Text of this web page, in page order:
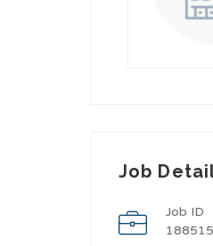
Job
Job ID
188515